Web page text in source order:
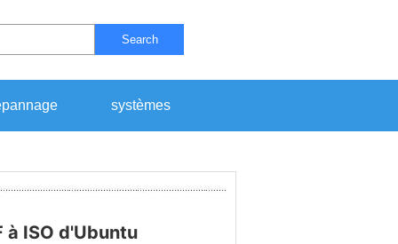
Search
systèmes
ISO d'Ubuntu